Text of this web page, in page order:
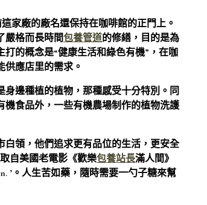
家廠的廠名還保持在咖啡館的正門上。
嚴格而長時間包養管道的修繕，目的是為
的概念是“健康生活和綠色有機”，在咖
應店里的需求。
邊種植的植物，那種感受十分特別。同
食品外，一些有機農場制作的植物洗護
領，他們追求更有品位的生活，更安全
自美國老電影《歡樂包養站長滿人間》
’。人生苦如藥，隨時需要一勺子糖來幫